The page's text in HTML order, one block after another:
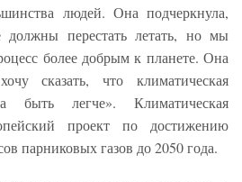
людей. Она подчеркнула,
перестать летать, но мы
более добрым к планете. Она
сказать, что климатическая
быть легче». Климатическая
проект по достижению
парниковых газов до 2050 года.